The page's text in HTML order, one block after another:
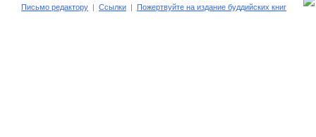
Письмо редактору | Ссылки | Пожертвуйте на издание буддийских книг